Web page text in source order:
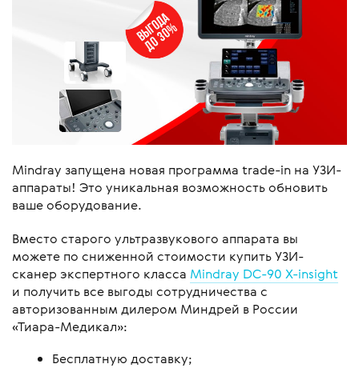
Mindray запущена новая программа trade-in на УЗИ-
аппараты! Это уникальная возможность обновить
ваше оборудование.
Вместо старого ультразвукового аппарата вы
можете по сниженной стоимости купить УЗИ-
сканер экспертного класса Mindray DC-90 X-insight
и получить все выгоды сотрудничества с
авторизованным дилером Миндрей в России
«Тиара-Медикал»:
Бесплатную доставку;